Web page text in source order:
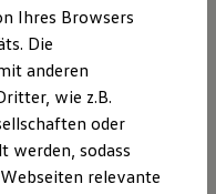
für Privatkunden
haben,
und in keiner
Ihres Browsers
Die
anderen
wie z.B.
oder
werden, sodass
relevante